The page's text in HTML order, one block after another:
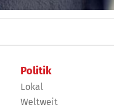
Politik
Lokal
Weltweit